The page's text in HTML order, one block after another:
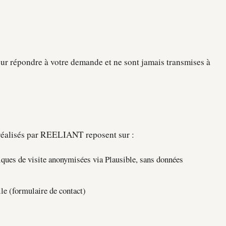
répondre à votre demande et ne sont jamais transmises à
par REELIANT reposent sur :
de visite anonymisées via Plausible, sans données
(formulaire de contact)